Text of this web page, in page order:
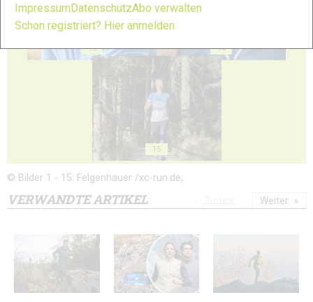
13 14
15
© Bilder 1 - 15: Felgenhauer /xc-run.de;
VERWANDTE ARTIKEL Weiter
ImpressumDatenschutzAbo verwalten
Schon registriert? Hier anmelden